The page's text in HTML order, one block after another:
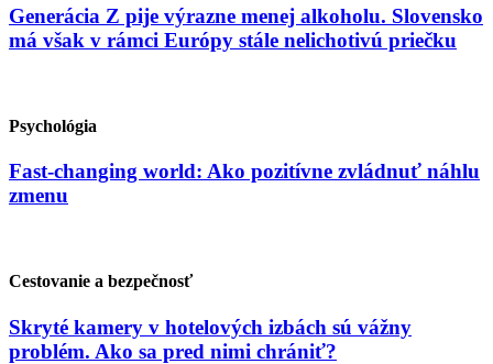
Generácia Z pije výrazne menej alkoholu. Slovensko
má však v rámci Európy stále nelichotivú priečku
Psychológia
Fast-changing world: Ako pozitívne zvládnuť náhlu
zmenu
Cestovanie a bezpečnosť
Skryté kamery v hotelových izbách sú vážny
problém. Ako sa pred nimi chrániť?